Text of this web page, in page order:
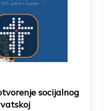
socijalnog